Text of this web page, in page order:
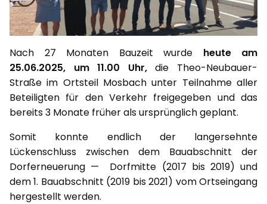
Nach 27 Monaten Bauzeit wurde heute am
25.06.2025, um 11.00 Uhr,die Theo-Neubauer-
Straße im Ortsteil Mosbach unter Teilnahme aller
Beteiligten für den Verkehr freigegeben und das
bereits 3 Monate früher als ursprünglich geplant.
Somit konnte endlich der langersehnte
Lückenschluss zwischen dem Bauabschnitt der
Dorferneuerung — Dorfmitte (2017 bis 2019) und
dem 1. Bauabschnitt (2019 bis 2021) vom Ortseingang
hergestellt werden.